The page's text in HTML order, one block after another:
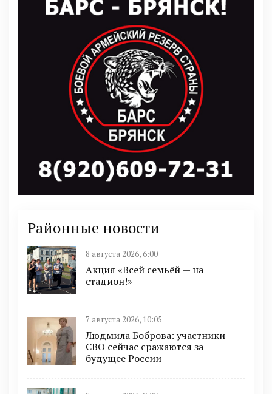
Районные новости
8 августа 2026, 6:00
Акция «Всей семьёй — на
стадион!»
7 августа 2026, 10:05
Людмила Боброва: участники
СВО сейчас сражаются за
будущее России